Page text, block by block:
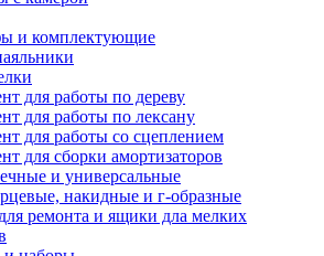
и комплектующие
для работы по дереву
для работы по лексану
для работы со сцеплением
для сборки амортизаторов
и универсальные
накидные и г-образные
ремонта и ящики дла мелких